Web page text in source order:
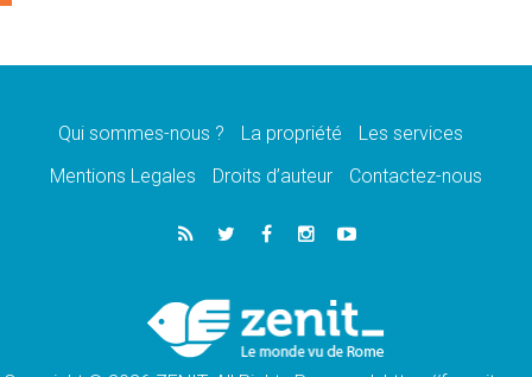
08.08.2026
08.08.2026
catholiques
Au Bangladesh, l'Église accompagne les
Dalits sur le chemin de la dignité
Philippines: le vicariat apostolique de
Calapan devient un diocèse
Qui sommes-nous ? La propriété
Les services
Mentions Legales
Droits d’auteur Contactez-nous